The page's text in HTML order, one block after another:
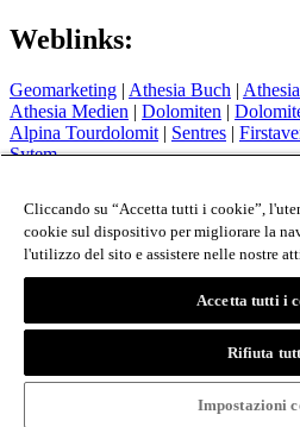
Weblinks:
Geomarketing | Athesia Buch |
Athesia Medien | Dolomiten |
Alpina Tourdolomit | Sentres |
Sytem
Colophon
Privacy Policy
Cookie Policy
www.whmedia.it
Cliccando su “Accetta tutti i cookie”,
cookie sul dispositivo per migliorare la
l'utilizzo del sito e assistere nelle nostre
Accetta tutti i
Rifiuta
Impostazioni